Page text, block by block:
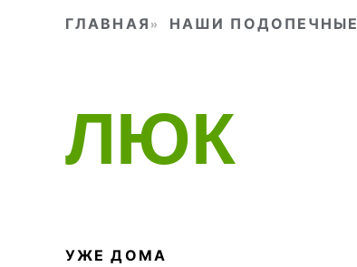
ГЛАВНАЯ НАШИ ПОДОПЕЧНЫЕ
ЛЮК
УЖЕ ДОМА